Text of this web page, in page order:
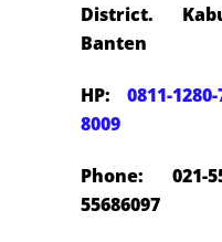
District.
Banten
HP:0811-
8009
Phone: 021-
55686097